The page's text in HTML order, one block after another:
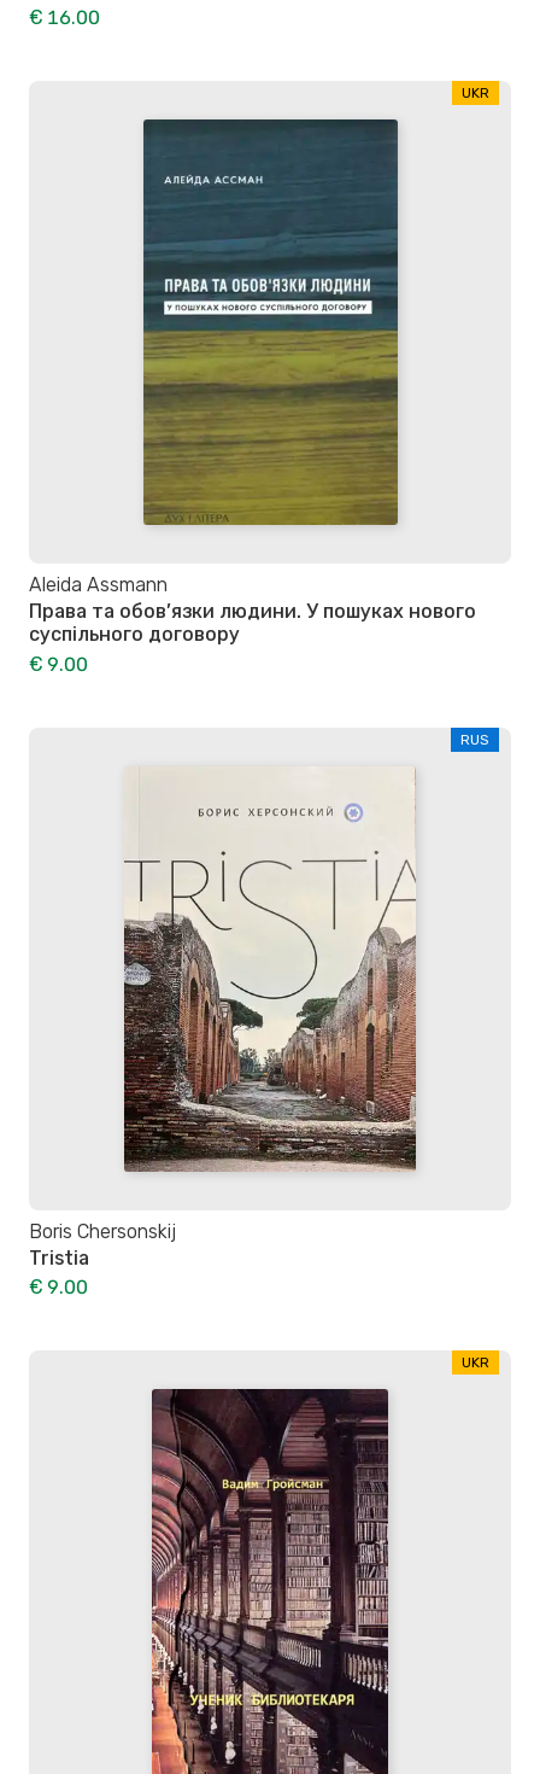
€ 16.00
UKR
Aleida Assmann
Права та обов’язки людини. У пошуках нового
суспільного договору
€ 9.00
RUS
Boris Chersonskij
Tristia
€ 9.00
UKR